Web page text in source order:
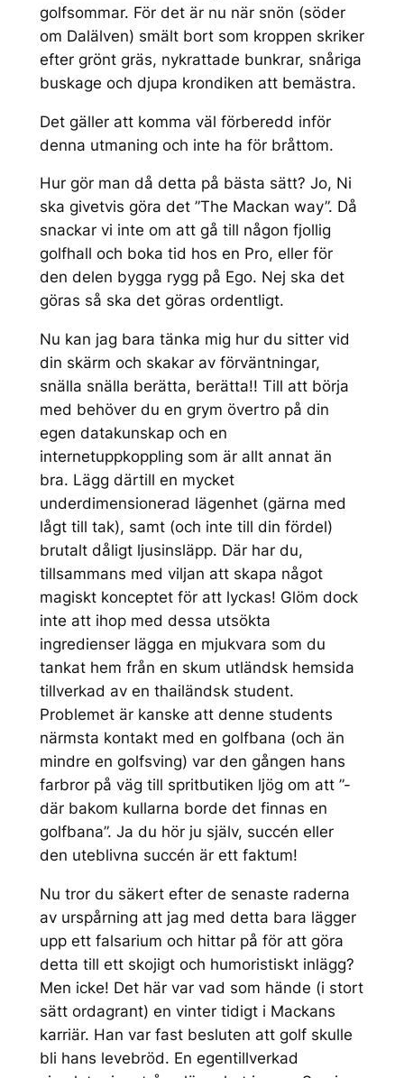
golfsommar. För det är nu när snön (söder
om Dalälven) smält bort som kroppen skriker
efter grönt gräs, nykrattade bunkrar, snåriga
buskage och djupa krondiken att bemästra.
Det gäller att komma väl förberedd inför
denna utmaning och inte ha för bråttom.
Hur gör man då detta på bästa sätt? Jo, Ni
ska givetvis göra det ”The Mackan way”. Då
snackar vi inte om att gå till någon fjollig
golfhall och boka tid hos en Pro, eller för
den delen bygga rygg på Ego. Nej ska det
göras så ska det göras ordentligt.
Nu kan jag bara tänka mig hur du sitter vid
din skärm och skakar av förväntningar,
snälla snälla berätta, berätta!! Till att börja
med behöver du en grym övertro på din
egen datakunskap och en
internetuppkoppling som är allt annat än
bra. Lägg därtill en mycket
underdimensionerad lägenhet (gärna med
lågt till tak), samt (och inte till din fördel)
brutalt dåligt ljusinsläpp. Där har du,
tillsammans med viljan att skapa något
magiskt konceptet för att lyckas! Glöm dock
inte att ihop med dessa utsökta
ingredienser lägga en mjukvara som du
tankat hem från en skum utländsk hemsida
tillverkad av en thailändsk student.
Problemet är kanske att denne students
närmsta kontakt med en golfbana (och än
mindre en golfsving) var den gången hans
farbror på väg till spritbutiken ljög om att ”-
där bakom kullarna borde det finnas en
golfbana”. Ja du hör ju själv, succén eller
den uteblivna succén är ett faktum!
Nu tror du säkert efter de senaste raderna
av urspårning att jag med detta bara lägger
upp ett falsarium och hittar på för att göra
detta till ett skojigt och humoristiskt inlägg?
Men icke! Det här var vad som hände (i stort
sätt ordagrant) en vinter tidigt i Mackans
karriär. Han var fast besluten att golf skulle
bli hans levebröd. En egentillverkad